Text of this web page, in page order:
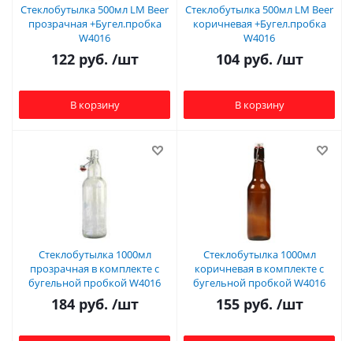
Стеклобутылка 500мл LM Beer
прозрачная +Бугел.пробка
W4016
122руб. /шт
В корзину
Стеклобутылка 500мл LM Beer
коричневая +Бугел.пробка
W4016
104руб. /шт
В корзину
Стеклобутылка 1000мл
прозрачная в комплекте с
бугельной пробкой W4016
184руб. /шт
Стеклобутылка 1000мл
коричневая в комплекте с
бугельной пробкой W4016
155руб. /шт